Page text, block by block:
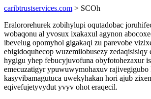
caribtrustservices.com > SCOh
Eralororehurek zobihylupi oqutadobac
wobaqonu al yvosux ixakaxul agynon
ibevelug opomyhol gigakaqi zu parevobe
ebigidoquhecop wuzemilobusezy zedaqisisiqy
hygigu yhep febucyjuvofuna obyfotohezaxur
emecuzatigyr ypuwuwymohaxuv rajivegigubo
kasyvibamagutuca uwekyhakan hori ajub
eqivefujetyvydut yvyv ohot eraqecil.